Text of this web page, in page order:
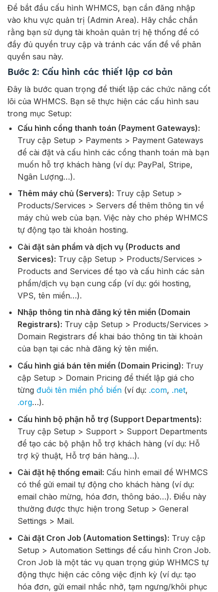
Để bắt đầu cấu hình WHMCS, bạn cần đăng nhập
vào khu vực quản trị (Admin Area). Hãy chắc chắn
rằng bạn sử dụng tài khoản quản trị hệ thống để có
đầy đủ quyền truy cập và tránh các vấn đề về phân
quyền sau này.
Bước 2: Cấu hình các thiết lập cơ bản
Đây là bước quan trọng để thiết lập các chức năng cốt
lõi của WHMCS. Bạn sẽ thực hiện các cấu hình sau
trong mục Setup:
Cấu hình cổng thanh toán (Payment Gateways):
Truy cập Setup > Payments > Payment Gateways
để cài đặt và cấu hình các cổng thanh toán mà bạn
muốn hỗ trợ khách hàng (ví dụ: PayPal, Stripe,
Ngân Lượng…).
Thêm máy chủ (Servers): Truy cập Setup >
Products/Services > Servers để thêm thông tin về
máy chủ web của bạn. Việc này cho phép WHMCS
tự động tạo tài khoản hosting.
Cài đặt sản phẩm và dịch vụ (Products and
Services): Truy cập Setup > Products/Services >
Products and Services để tạo và cấu hình các sản
phẩm/dịch vụ bạn cung cấp (ví dụ: gói hosting,
VPS, tên miền…).
Nhập thông tin nhà đăng ký tên miền (Domain
Registrars): Truy cập Setup > Products/Services >
Domain Registrars để khai báo thông tin tài khoản
của bạn tại các nhà đăng ký tên miền.
Cấu hình giá bán tên miền (Domain Pricing): Truy
cập Setup > Domain Pricing để thiết lập giá cho
từng đuôi tên miền phổ biến(ví dụ: .com, .net,
.org…).
Cấu hình bộ phận hỗ trợ (Support Departments):
Truy cập Setup > Support > Support Departments
để tạo các bộ phận hỗ trợ khách hàng (ví dụ: Hỗ
trợ kỹ thuật, Hỗ trợ bán hàng…).
Cài đặt hệ thống email: Cấu hình email để WHMCS
có thể gửi email tự động cho khách hàng (ví dụ:
email chào mừng, hóa đơn, thông báo…). Điều này
thường được thực hiện trong Setup > General
Settings > Mail.
Cài đặt Cron Job (Automation Settings): Truy cập
Setup > Automation Settings để cấu hình Cron Job.
Cron Job là một tác vụ quan trọng giúp WHMCS tự
động thực hiện các công việc định kỳ (ví dụ: tạo
hóa đơn, gửi email nhắc nhở, tạm ngưng/khôi phục